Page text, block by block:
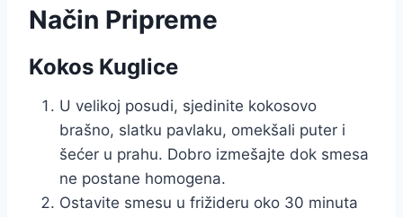
Način Pripreme
Kokos Kuglice
U velikoj posudi, sjedinite kokosovo
brašno, slatku pavlaku, omekšali puter i
šećer u prahu. Dobro izmešajte dok smesa
ne postane homogena.
Ostavite smesu u frižideru oko 30 minuta